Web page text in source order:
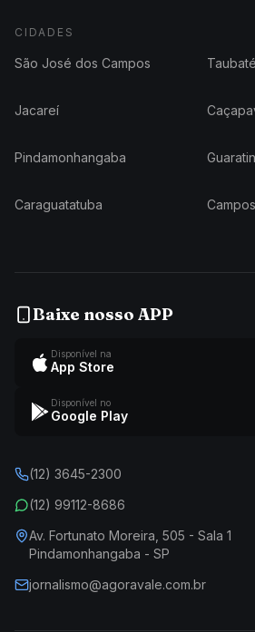
CIDADES
São José dos Campos Taubaté
Jacareí
Pindamonhangaba
Caraguatatuba
Baixe nosso APP
Disponível na
App Store
Disponível no
Google Play
(12) 3645-2300
(12) 99112-8686
Av. Fortunato Moreira, 505 - Sala 1
Pindamonhangaba - SP
jornalismo@agoravale.com.br